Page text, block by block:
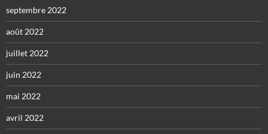
septembre 2022
août 2022
juillet 2022
juin 2022
mai 2022
avril 2022